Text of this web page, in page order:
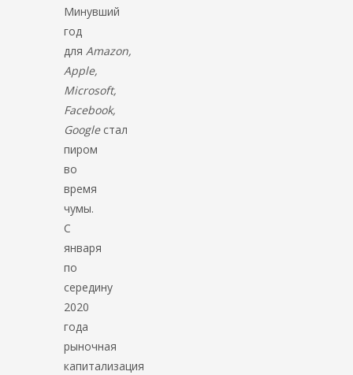
Минувший
год
дляAmazon,
Apple,
Microsoft,
Facebook,
Googleстал
пиром
во
время
чумы.
С
января
по
середину
2020
года
рыночная
капитализация